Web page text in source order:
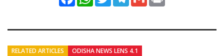
RELATED ARTICLES ODISHA NEWS LENS 4.1